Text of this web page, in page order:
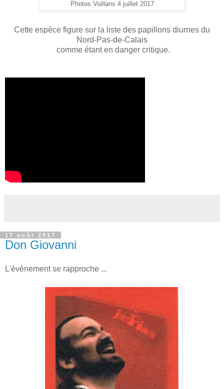
Photos Voillans 4 juillet 2017
Cette espèce figure sur la liste des papillons diurnes du
Nord-Pas-de-Calais
comme étant en danger critique.
17 août 2017
Don Giovanni
L'évènement se rapproche ...